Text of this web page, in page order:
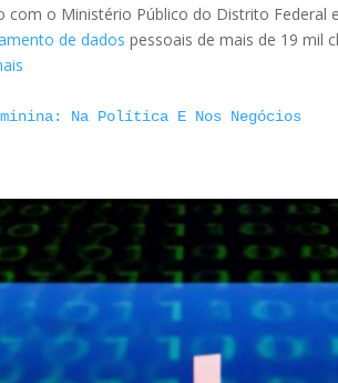
o Ministério Público do Distrito Federal
de dadospessoais de mais de 19 mil
Na Política E Nos Negócios